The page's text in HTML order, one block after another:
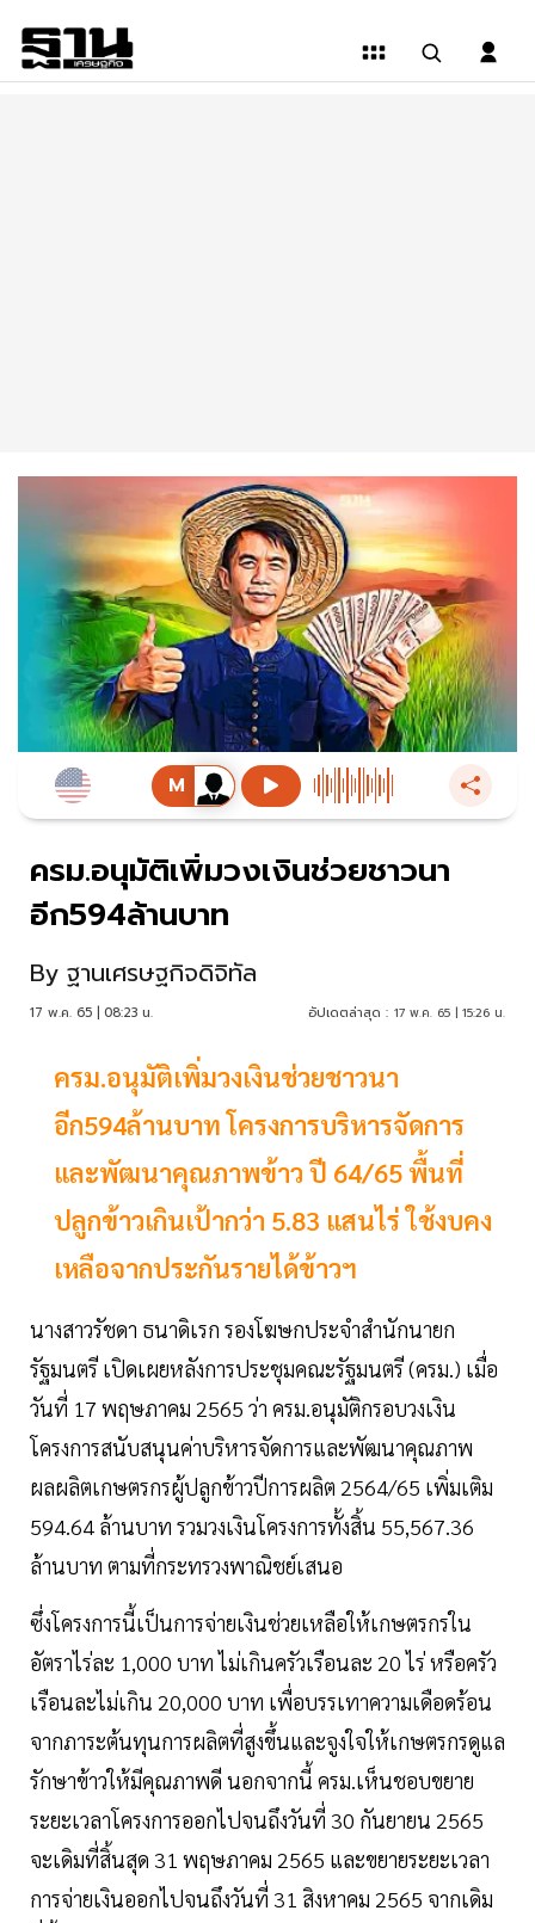
ครม.อนุมัติเพิ่มวงเงินช่วยชาวนา
อีก594ล้านบาท
By ฐานเศรษฐกิจดิจิทัล
17 พ.ค. 65 | 08:23 น. อัปเดตล่าสุด : 17 พ.ค. 65 | 15:26 น.
ครม.อนุมัติเพิ่มวงเงินช่วยชาวนา
อีก594ล้านบาท โครงการบริหารจัดการ
และพัฒนาคุณภาพข้าว ปี 64/65 พื้นที่
ปลูกข้าวเกินเป้ากว่า 5.83 แสนไร่ ใช้งบคง
เหลือจากประกันรายได้ข้าวฯ
นางสาวรัชดา ธนาดิเรก รองโฆษกประจำสำนักนายก
รัฐมนตรี เปิดเผยหลังการประชุมคณะรัฐมนตรี (ครม.) เมื่อ
วันที่ 17 พฤษภาคม 2565 ว่า ครม.อนุมัติกรอบวงเงิน
โครงการสนับสนุนค่าบริหารจัดการและพัฒนาคุณภาพ
ผลผลิตเกษตรกรผู้ปลูกข้าวปีการผลิต 2564/65 เพิ่มเติม
594.64 ล้านบาท รวมวงเงินโครงการทั้งสิ้น 55,567.36
ล้านบาท ตามที่กระทรวงพาณิชย์เสนอ
ซึ่งโครงการนี้เป็นการจ่ายเงินช่วยเหลือให้เกษตรกรใน
อัตราไร่ละ 1,000 บาท ไม่เกินครัวเรือนละ 20 ไร่ หรือครัว
เรือนละไม่เกิน 20,000 บาท เพื่อบรรเทาความเดือดร้อน
จากภาระต้นทุนการผลิตที่สูงขึ้นและจูงใจให้เกษตรกรดูแล
รักษาข้าวให้มีคุณภาพดี นอกจากนี้ ครม.เห็นชอบขยาย
ระยะเวลาโครงการออกไปจนถึงวันที่ 30 กันยายน 2565
จะเดิมที่สิ้นสุด 31 พฤษภาคม 2565 และขยายระยะเวลา
การจ่ายเงินออกไปจนถึงวันที่ 31 สิงหาคม 2565 จากเดิม